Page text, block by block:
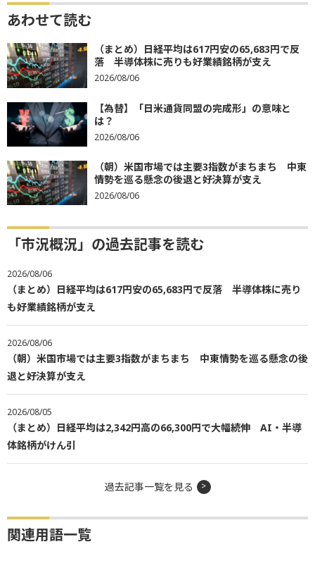
あわせて読む
（まとめ）日経平均は617円安の65,683円で反
落 半導体株に売りも好業績銘柄が支え
2026/08/06
【為替】「日米通貨同盟の完成形」の意味と
は？
2026/08/06
（朝）米国市場では主要3指数がまちまち 中東
情勢を巡る懸念の後退と好決算が支え
2026/08/06
「市況概況」の過去記事を読む
2026/08/06
（まとめ）日経平均は617円安の65,683円で反落 半導体株に売り
も好業績銘柄が支え
2026/08/06
（朝）米国市場では主要3指数がまちまち 中東情勢を巡る懸念の後
退と好決算が支え
2026/08/05
（まとめ）日経平均は2,342円高の66,300円で大幅続伸 AI・半導
体銘柄がけん引
過去記事一覧を見る
関連用語一覧